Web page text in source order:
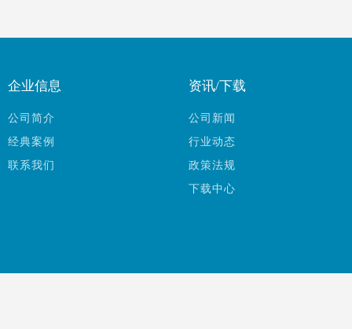
企业信息
公司简介
经典案例
联系我们
资讯/下载
公司新闻
行业动态
政策法规
下载中心